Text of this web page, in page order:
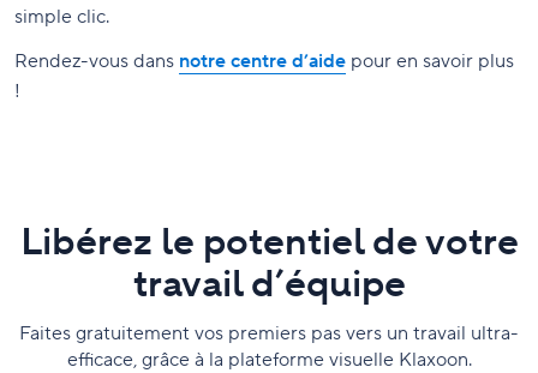
simple clic.
Rendez-vous dans notre centre d’aide pour en savoir plus
!
Libérez le potentiel de votre
travail d’équipe
Faites gratuitement vos premiers pas vers un travail ultra-
efficace, grâce à la plateforme visuelle Klaxoon.